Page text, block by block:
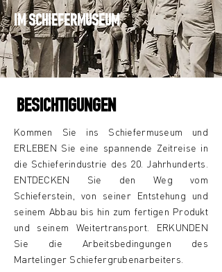
IM SCHIEFERMUSEUM
BESICHTIGUNGEN
Kommen Sie ins Schiefermuseum und
ERLEBEN Sie eine spannende Zeitreise in
die Schieferindustrie des 20. Jahrhunderts.
ENTDECKEN Sie den Weg vom
Schieferstein, von seiner Entstehung und
seinem Abbau bis hin zum fertigen Produkt
und seinem Weitertransport. ERKUNDEN
Sie die Arbeitsbedingungen des
Martelinger Schiefergrubenarbeiters.